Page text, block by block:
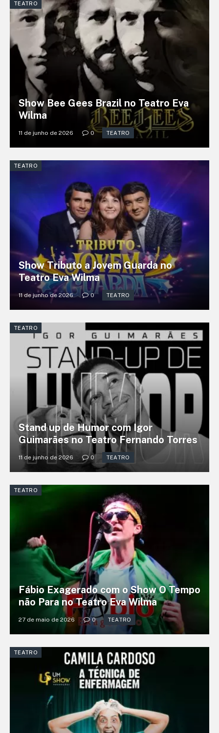
TEATRO
Show Bee Gees Brazil no Teatro Eva
Wilma
11 de junho de 2026 0 TEATRO
TEATRO
Show Tributo a Jovem Guarda no
Teatro Eva Wilma
11 de junho de 2026 0 TEATRO
TEATRO
Stand up de Humor com Igor
Guimarães no Teatro Fernando Torres
11 de junho de 2026 0 TEATRO
TEATRO
Fábio Exagerado com o Show O Tempo
não Para no Teatro Eva Wilma
27 de maio de 2026 0 TEATRO
TEATRO